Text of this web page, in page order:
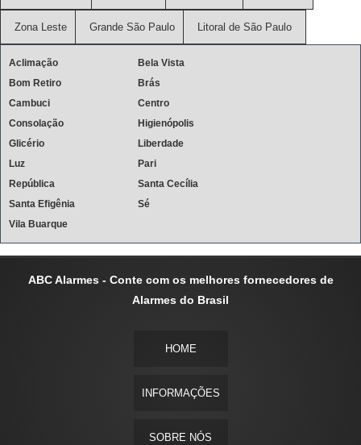
Zona Leste Grande São Paulo Litoral de São Paulo
Aclimação
Bela Vista
Bom Retiro
Brás
Cambuci
Centro
Consolação
Higienópolis
Glicério
Liberdade
Luz
Pari
República
Santa Cecília
Santa Efigênia
Sé
Vila Buarque
ABC Alarmes - Conte com os melhores fornecedores de
Alarmes do Brasil
HOME
INFORMAÇÕES
SOBRE NÓS